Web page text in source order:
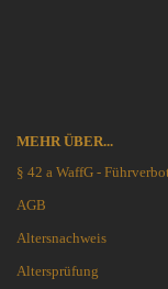
MEHR ÜBER...
§ 42 a WaffG -
AGB
Altersnachweis
Altersprüfung